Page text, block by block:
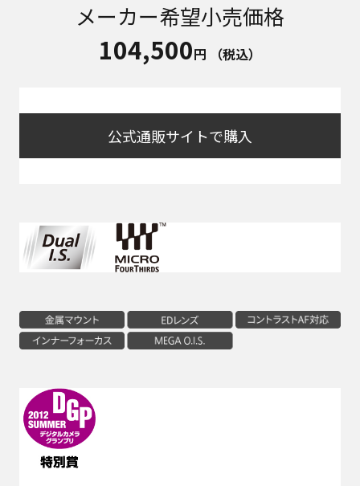
メーカー希望小売価格
104,500円 （税込）
公式通販サイトで購入